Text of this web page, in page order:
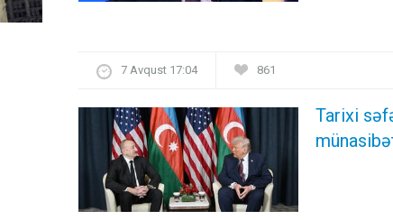
7 Avqust 17:04 861
Tarixi